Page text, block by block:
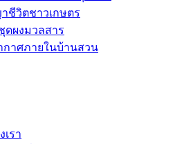
ชีวิตชาวเกษตร
ดผงมวลสาร
กาศภายในบ้านสวน
เรา